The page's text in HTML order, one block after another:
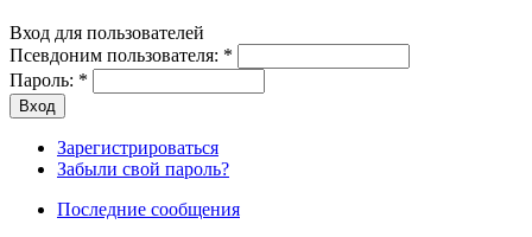
Вход для пользователей
Псевдоним пользователя: *
Пароль: *
Зарегистрироваться
Забыли свой пароль?
Последние сообщения